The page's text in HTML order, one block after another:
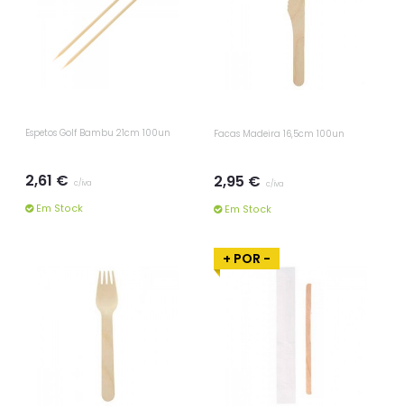
Espetos Golf Bambu 21cm 100un
2,61 € c/iva
Em Stock
Facas Madeira 16,5cm 100un
2,95 € c/iva
Em Stock
+ POR -